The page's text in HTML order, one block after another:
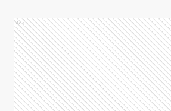
Ads